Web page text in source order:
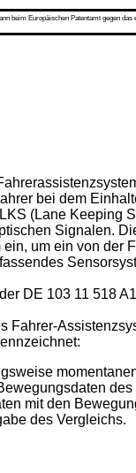
beim Europäischen Patentamt
bei dem
(Lane
Signalen.
um ein von
DE 103 11 518 A1
Fahrer-
des
mit den
des Vergleichs.